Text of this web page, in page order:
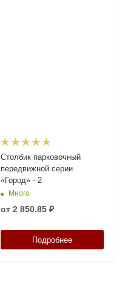
Столбик парковочный
передвижной серии
«Город» - 2
Много
от 2 850.85 ₽
Подробнее